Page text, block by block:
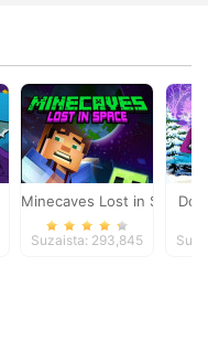
Minecaves Lost in Space
Suzaista: 293,845